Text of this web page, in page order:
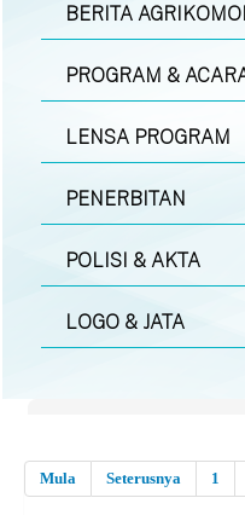
BERITA
PROGRAM &
LENSA PROGRAM
PENERBITAN
POLISI & AKTA
LOGO & JATA
Mula Seterusnya 1